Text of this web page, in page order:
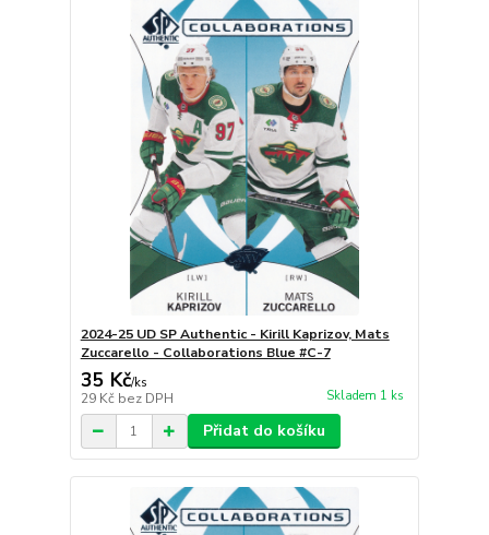
2024-25 UD SP Authentic - Kirill Kaprizov, Mats
Zuccarello - Collaborations Blue #C-7
35 Kč/ks
29 Kč bez DPH Skladem 1 ks
Přidat do košíku